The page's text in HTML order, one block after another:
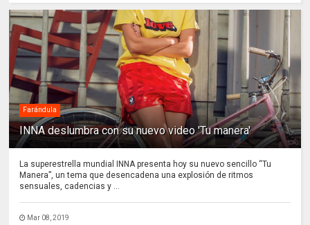
Farándula
INNA deslumbra con su nuevo video 'Tu manera'
La superestrella mundial INNA presenta hoy su nuevo sencillo “Tu
Manera”, un tema que desencadena una explosión de ritmos
sensuales, cadencias y ...
Mar 08, 2019